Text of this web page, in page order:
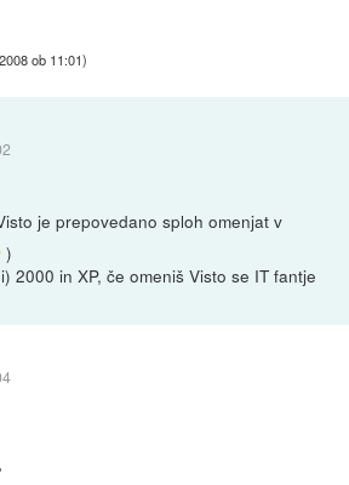
ob 11:01)
je prepovedano sploh omenjat v
)
2000 in XP, če omeniš Visto se IT fantje